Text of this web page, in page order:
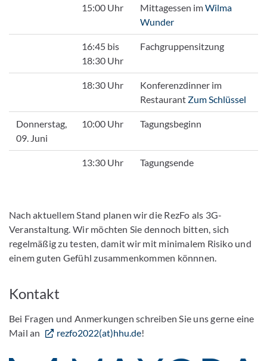
15:00 Uhr
Mittagessen imWilma
Wunder
16:45 bis
18:30 Uhr
Fachgruppensitzung
18:30 Uhr
Konferenzdinner im
Restaurant Zum Schlüssel
Donnerstag,
09. Juni
10:00 Uhr Tagungsbeginn
13:30 Uhr Tagungsende
Nach aktuellem Stand planen wir die RezFo als 3G-
Veranstaltung. Wir möchten Sie dennoch bitten, sich
regelmäßig zu testen, damit wir mit minimalem Risiko und
einem guten Gefühl zusammenkommen könnnen.
Kontakt
Bei Fragen und Anmerkungen schreiben Sie uns gerne eine
Mail an
rezfo2022(at)hhu.de!